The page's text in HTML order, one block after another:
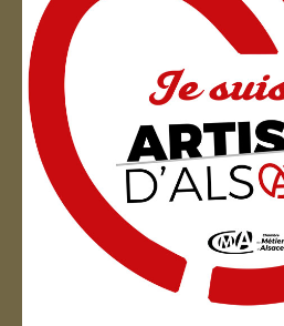
Artisan d'Alsace